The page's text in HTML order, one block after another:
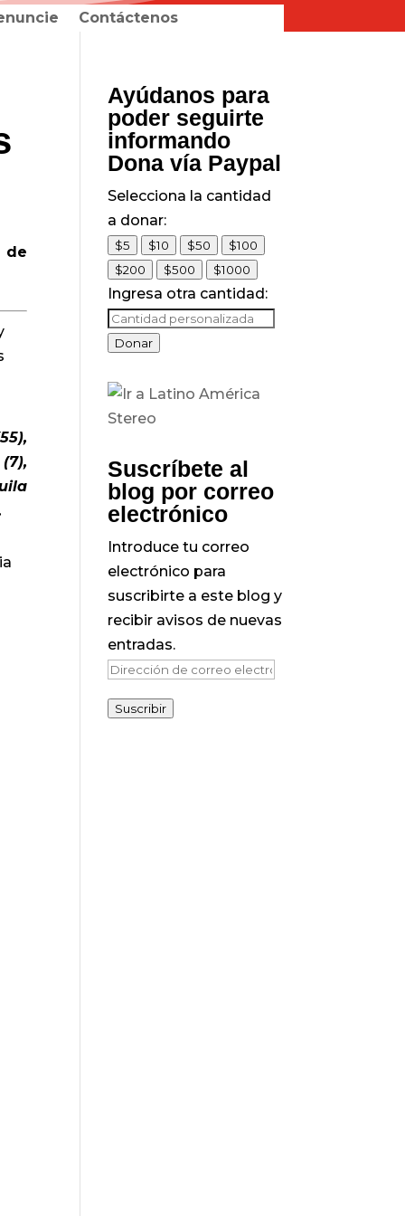
Contáctenos
de
Ayúdanos para
poder seguirte
informando
Dona vía Paypal
Selecciona la cantidad
a donar:
$5 $10 $50
$100
$200
$500 $1000
Ingresa otra cantidad:
Donar
Suscríbete al
blog por correo
electrónico
Introduce tu correo
electrónico para
suscribirte a este blog y
recibir avisos de nuevas
entradas.
Dirección
correo
Suscribir